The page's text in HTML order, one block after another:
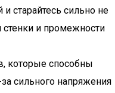
старайтесь сильно не
и промежности
которые способны
сильного напряжения